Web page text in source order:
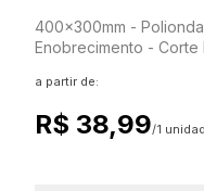
400x300mm -
Enobrecimento - Corte
a partir de:
R$ 38,99/1